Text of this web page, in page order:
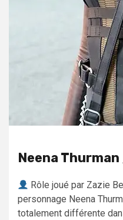
Neena
Rôle joué par Zazie
personnage Neena
totalement différente